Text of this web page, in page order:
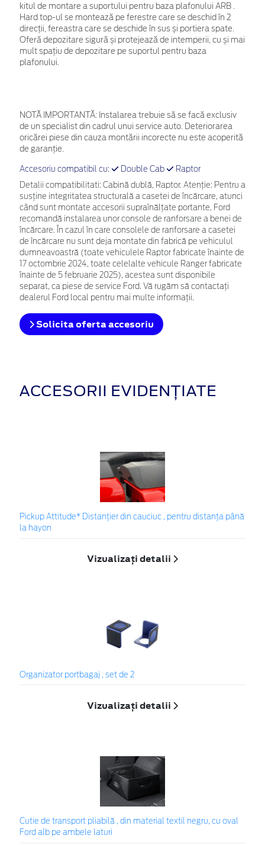
kitul de montare a suportului pentru baza plafonului ARB .
Hard top-ul se montează pe ferestre care se deschid în 2
direcții, fereastra care se deschide în sus și portiera spate.
Oferă depozitare sigură și protejează de intemperii, cu și mai
mult spațiu de depozitare pe suportul pentru baza
plafonului.
NOTĂ IMPORTANTĂ: Instalarea trebuie să se facă exclusiv
de un specialist din cadrul unui service auto. Deteriorarea
oricărei piese din cauza montării incorecte nu este acoperită
de garanţie.
Accesoriu compatibil cu: Double Cab Raptor
Detalii compatibilitati: Cabină dublă, Raptor. Atenţie: Pentru a
susţine integritatea structurală a casetei de încărcare, atunci
când sunt montate accesorii supraînălţate portante, Ford
recomandă instalarea unor console de ranforsare a benei de
încărcare. În cazul în care consolele de ranforsare a casetei
de încărcare nu sunt deja montate din fabrică pe vehiculul
dumneavoastră (toate vehiculele Raptor fabricate înainte de
17 octombrie 2024, toate celelalte vehicule Ranger fabricate
înainte de 5 februarie 2025), acestea sunt disponibile
separat, ca piese de service Ford. Vă rugăm să contactaţi
dealerul Ford local pentru mai multe informaţii.
Solicita oferta accesoriu
ACCESORII EVIDENȚIATE
Pickup Attitude* Distanțier din cauciuc , pentru distanța până
la hayon
Vizualizați detalii
Organizator portbagaj , set de 2
Vizualizați detalii
Cutie de transport pliabilă , din material textil negru, cu oval
Ford alb pe ambele laturi